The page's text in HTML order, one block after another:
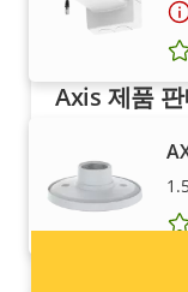
Axis 제품
리셀러가 되
의